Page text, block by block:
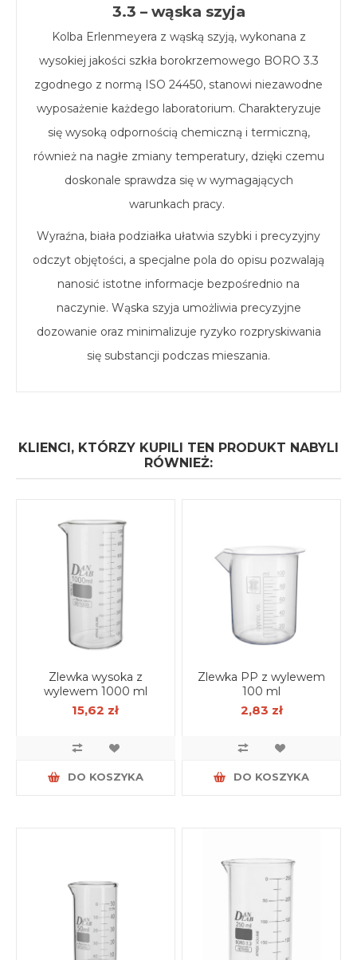
3.3 – wąska szyja
Kolba Erlenmeyera z wąską szyją, wykonana z
wysokiej jakości szkła borokrzemowego BORO 3.3
zgodnego z normą ISO 24450, stanowi niezawodne
wyposażenie każdego laboratorium. Charakteryzuje
się wysoką odpornością chemiczną i termiczną,
również na nagłe zmiany temperatury, dzięki czemu
doskonale sprawdza się w wymagających
warunkach pracy.
Wyraźna, biała podziałka ułatwia szybki i precyzyjny
odczyt objętości, a specjalne pola do opisu pozwalają
nanosić istotne informacje bezpośrednio na
naczynie. Wąska szyja umożliwia precyzyjne
dozowanie oraz minimalizuje ryzyko rozpryskiwania
się substancji podczas mieszania.
KLIENCI, KTÓRZY KUPILI TEN PRODUKT NABYLI
RÓWNIEŻ:
Zlewka wysoka z
wylewem 1000 ml
15,62 zł
DO KOSZYKA
Zlewka PP z wylewem
100 ml
2,83 zł
DO KOSZYKA